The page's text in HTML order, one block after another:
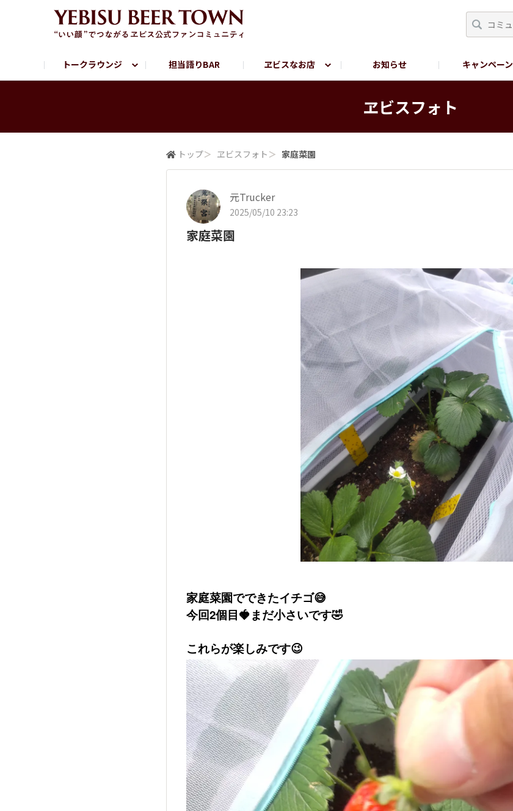
トークラウンジ 担当語りBAR ヱビスなお店 お知らせ キャンペーン
サッポロビール公式Instagram
ヱビスフォト
トップ＞ ヱビスフォト ＞ 家庭菜園
元Trucker
2025/05/10 23:23
家庭菜園
家庭菜園でできたイチゴ😅
今回2個目🍓まだ小さいです🤣
これらが楽しみです😉